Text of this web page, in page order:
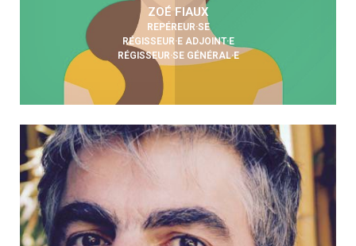
ZOÉ FIAUX
REPÉREUR·SE
RÉGISSEUR·E ADJOINT·E
RÉGISSEUR·SE GÉNÉRAL·E